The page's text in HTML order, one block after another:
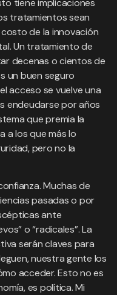
tiene implicaciones
tratamientos sean
de la innovación
Un tratamiento de
decenas o cientos de
un buen seguro
acceso se vuelve una
endeudarse por años
que premia la
a los que más lo
pero no la
Muchas de
pasadas o por
ante
o “radicales”. La
serán claves para
nuestra gente los
acceder. Esto no es
es política. Mi